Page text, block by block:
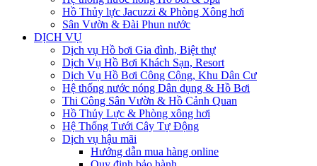
Hồ Thủy lực Jacuzzi & Phòng Xông hơi
Sân Vườn & Đài Phun nước
DỊCH VỤ
Dịch vụ Hồ bơi Gia đình, Biệt thự
Dịch Vụ Hồ Bơi Khách Sạn, Resort
Dịch Vụ Hồ Bơi Công Cộng, Khu Dân Cư
Hệ thống nước nóng Dân dụng & Hồ Bơi
Thi Công Sân Vườn & Hồ Cảnh Quan
Hồ Thủy Lực & Phòng xông hơi
Hệ Thống Tưới Cây Tự Động
Dịch vụ hậu mãi
Hướng dẫn mua hàng online